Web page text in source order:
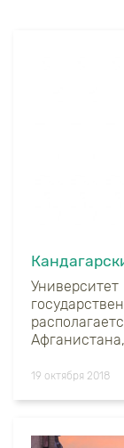
19 октября 2018